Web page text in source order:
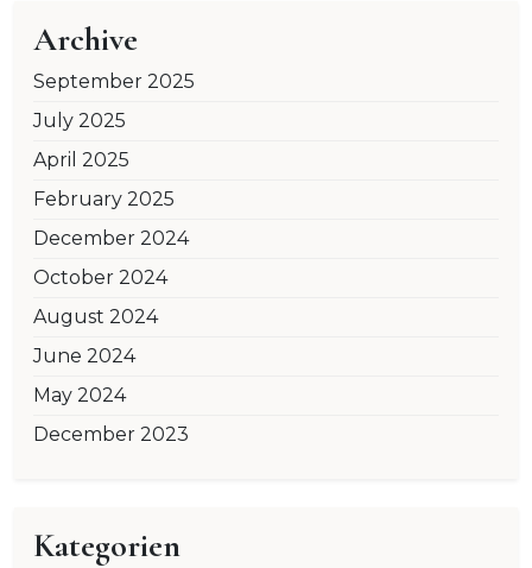
Archive
September 2025
July 2025
April 2025
February 2025
December 2024
October 2024
August 2024
June 2024
May 2024
December 2023
Kategorien